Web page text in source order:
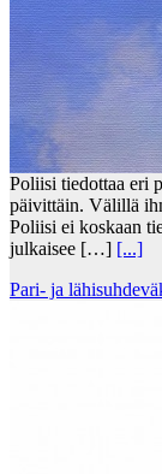
Poliisi tiedottaa eri
päivittäin. Välillä
Poliisi ei koskaan
julkaisee […] [...]
Pari- ja